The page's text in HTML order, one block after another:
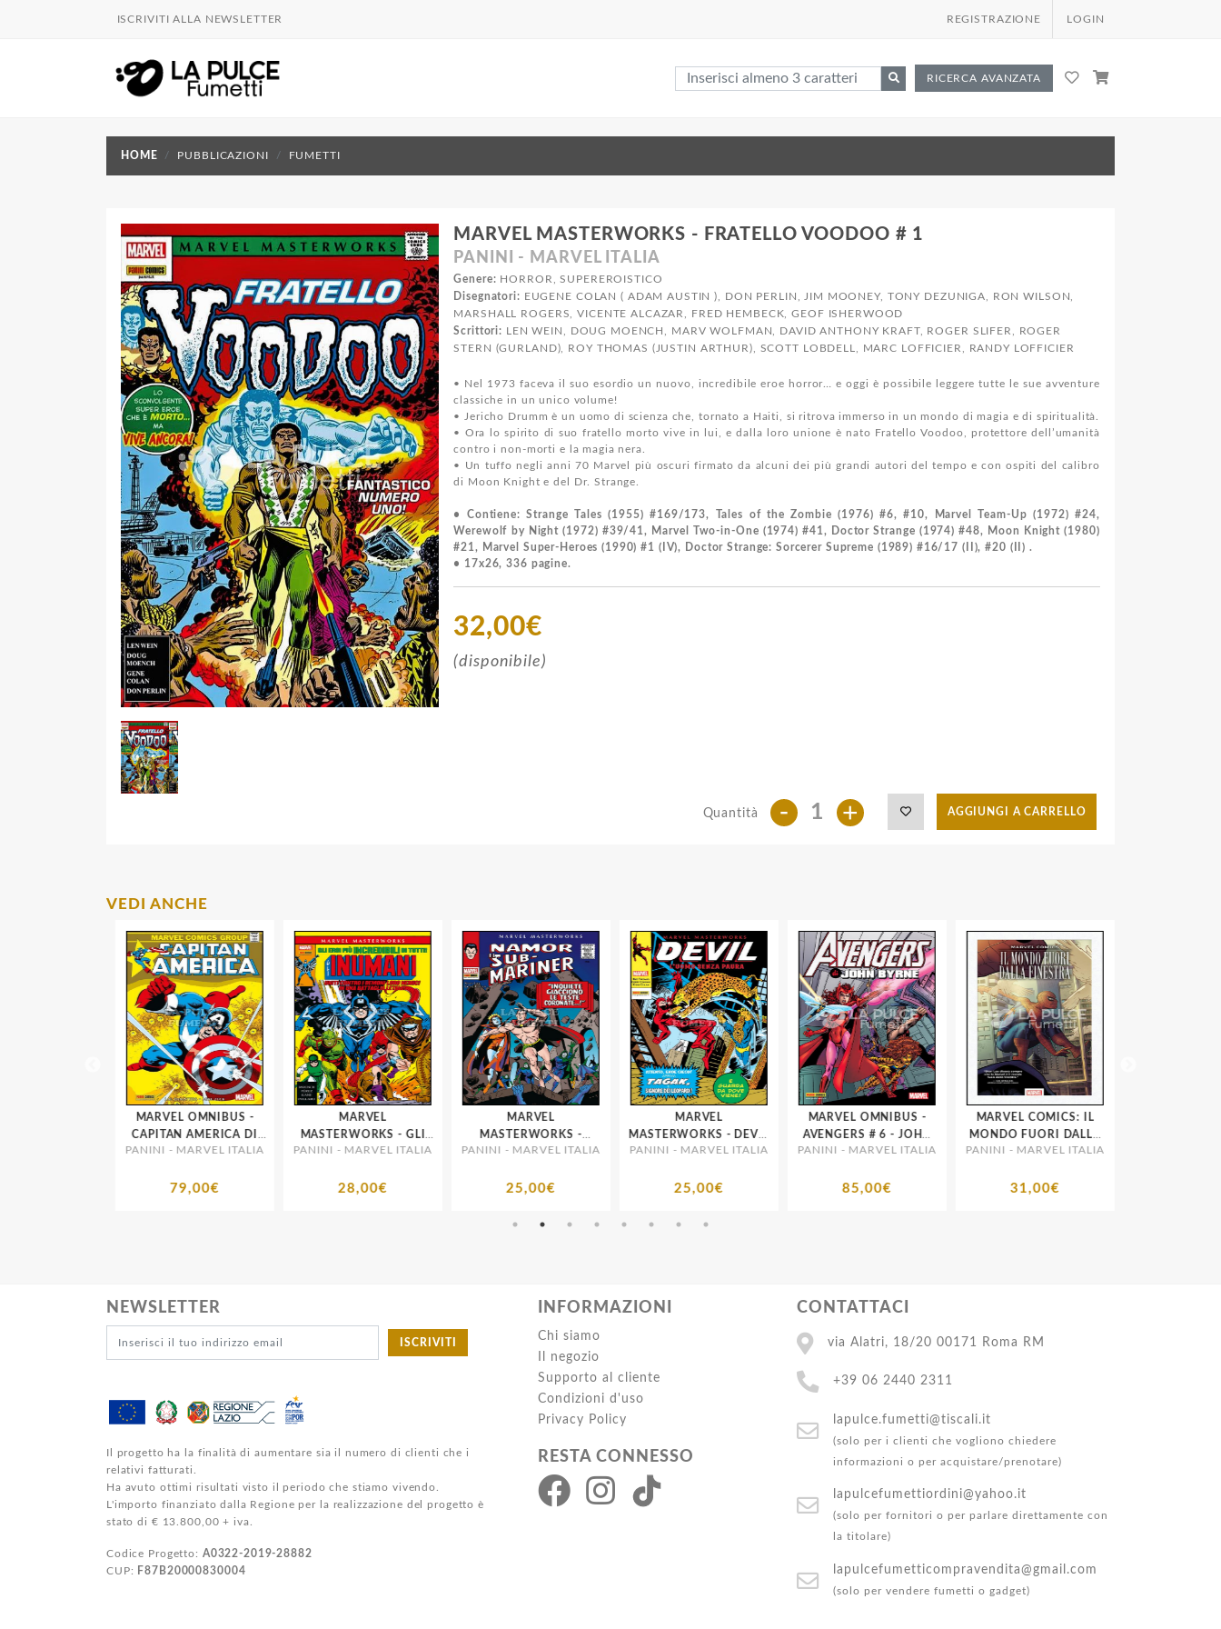
ISCRIVITI ALLA NEWSLETTER REGISTRAZIONE LOGIN
RICERCA AVANZATA
HOME PUBBLICAZIONI FUMETTI
MARVEL MASTERWORKS - FRATELLO VOODOO # 1
PANINI - MARVEL ITALIA
Genere: HORROR, SUPEREROISTICO
Disegnatori: EUGENE COLAN ( ADAM AUSTIN ), DON PERLIN, JIM MOONEY, TONY DEZUNIGA, RON WILSON,
MARSHALL ROGERS, VICENTE ALCAZAR, FRED HEMBECK, GEOF ISHERWOOD
Scrittori: LEN WEIN, DOUG MOENCH, MARV WOLFMAN, DAVID ANTHONY KRAFT, ROGER SLIFER, ROGER
STERN (GURLAND), ROY THOMAS (JUSTIN ARTHUR), SCOTT LOBDELL, MARC LOFFICIER, RANDY LOFFICIER
• Nel 1973 faceva il suo esordio un nuovo, incredibile eroe horror… e oggi è possibile leggere tutte le sue avventure
classiche in un unico volume!
• Jericho Drumm è un uomo di scienza che, tornato a Haiti, si ritrova immerso in un mondo di magia e di spiritualità.
• Ora lo spirito di suo fratello morto vive in lui, e dalla loro unione è nato Fratello Voodoo, protettore dell’umanità
contro i non-morti e la magia nera.
• Un tuffo negli anni 70 Marvel più oscuri firmato da alcuni dei più grandi autori del tempo e con ospiti del calibro
di Moon Knight e del Dr. Strange.
• Contiene: Strange Tales (1955) #169/173, Tales of the Zombie (1976) #6, #10, Marvel Team-Up (1972) #24,
Werewolf by Night (1972) #39/41, Marvel Two-in-One (1974) #41, Doctor Strange (1974) #48, Moon Knight (1980)
#21, Marvel Super-Heroes (1990) #1 (IV), Doctor Strange: Sorcerer Supreme (1989) #16/17 (II), #20 (II) .
• 17x26, 336 pagine.
32,00€
(disponibile)
Quantità - + AGGIUNGI A CARRELLO
VEDI ANCHE
MARVEL OMNIBUS -
CAPITAN AMERICA DI
J.M. DEMATTEIS E MIKE
PANINI - MARVEL ITALIA
79,00€
MARVEL
MASTERWORKS - GLI
INUMANI # 2
PANINI - MARVEL ITALIA
28,00€
MARVEL
MASTERWORKS -
NAMOR, IL SUB
PANINI - MARVEL ITALIA
25,00€
MARVEL
MASTERWORKS - DEVIL
7
PANINI - MARVEL ITALIA
25,00€
MARVEL OMNIBUS -
AVENGERS # 6 - JOHN
BYRNE
PANINI - MARVEL ITALIA
85,00€
MARVEL COMICS: IL
MONDO FUORI DALLA
FINESTRA
PANINI - MARVEL ITALIA
31,00€
NEWSLETTER
ISCRIVITI
Il progetto ha la finalità di aumentare sia il numero di clienti che i
relativi fatturati.
Ha avuto ottimi risultati visto il periodo che stiamo vivendo.
L'importo finanziato dalla Regione per la realizzazione del progetto è
stato di € 13.800,00 + iva.
Codice Progetto: A0322-2019-28882
CUP: F87B20000830004
INFORMAZIONI
Chi siamo
Il negozio
Supporto al cliente
Condizioni d'uso
Privacy Policy
RESTA CONNESSO
CONTATTACI
via Alatri, 18/20 00171 Roma RM
+39 06 2440 2311
lapulce.fumetti@tiscali.it
(solo per i clienti che vogliono chiedere
informazioni o per acquistare/prenotare)
lapulcefumettiordini@yahoo.it
(solo per fornitori o per parlare direttamente con
la titolare)
lapulcefumetticompravendita@gmail.com
(solo per vendere fumetti o gadget)